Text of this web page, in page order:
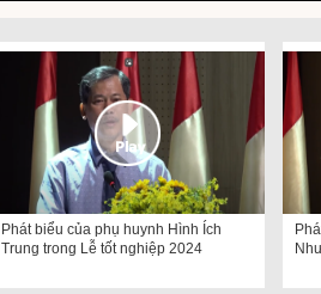
Phát biểu của phụ huynh Hình Ích
Trung trong Lễ tốt nghiệp 2024